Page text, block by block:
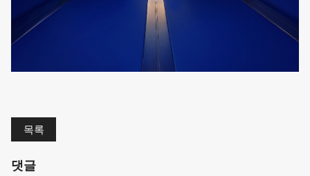
목록
댓글